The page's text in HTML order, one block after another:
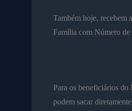
Também hoje, recebem
Família com Número
Para os beneficiários
podem sacar